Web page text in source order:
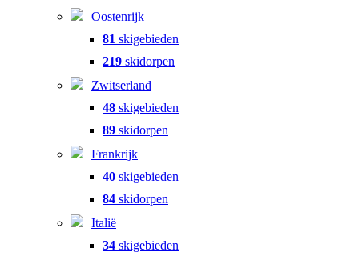
Oostenrijk
81 skigebieden
219 skidorpen
Zwitserland
48 skigebieden
89 skidorpen
Frankrijk
40 skigebieden
84 skidorpen
Italië
34 skigebieden